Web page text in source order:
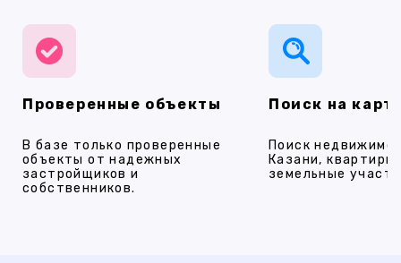
Проверенные объекты
В базе только проверенные
объекты от надежных
застройщиков и
собственников.
Поиск на
Поиск
Казани,
земельные